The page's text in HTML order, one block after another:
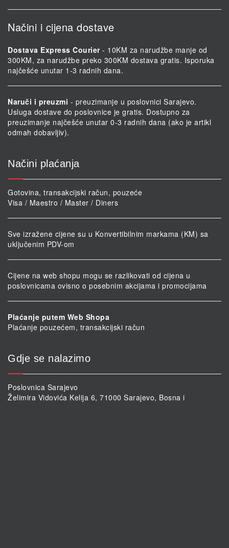
Načini i cijena dostave
Dostava Express Courier- 10KM za narudžbe manje od
300KM, za narudžbe preko 300KM dostava gratis. Isporuka
najčešće unutar 1-3 radnih dana.
Naruči i preuzmi - preuzimanje u poslovnici Sarajevo.
Usluga dostave do poslovnice je gratis. Dostupno za
preuzimanje najčešće unutar 0-3 radnih dana (ako je artikl
odmah dobavljiv).
Načini plaćanja
Gotovina, transakcijski račun, pouzeće
Visa / Maestro / Master / Diners
Sve izražene cijene su u Konvertibilnim markama (KM) sa
uključenim PDV-om
Cijene na web shopu mogu se razlikovati od cijena u
poslovnicama ovisno o posebnim akcijama i promocijama
Plaćanje putem Web Shopa
Plaćanje pouzećem, transakcijski račun
Gdje se nalazimo
Poslovnica Sarajevo
Želimira Vidovića Kelija 6, 71000 Sarajevo, Bosna i